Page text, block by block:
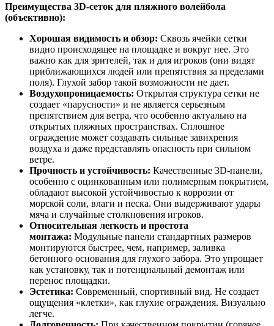
Преимущества 3D-сеток для пляжного волейбола
(объективно):
Хорошая видимость и обзор: Сквозь ячейки сетки
видно происходящее на площадке и вокруг нее. Это
важно как для зрителей, так и для игроков (они видят
приближающихся людей или препятствия за пределами
поля). Глухой забор такой возможности не дает.
Воздухопроницаемость: Открытая структура сетки не
создает «парусности» и не является серьезным
препятствием для ветра, что особенно актуально на
открытых пляжных пространствах. Сплошное
ограждение может создавать сильные завихрения
воздуха и даже представлять опасность при сильном
ветре.
Прочность и устойчивость: Качественные 3D-панели,
особенно с оцинкованным или полимерным покрытием,
обладают высокой устойчивостью к коррозии от
морской соли, влаги и песка. Они выдерживают удары
мяча и случайные столкновения игроков.
Относительная легкость и простота
монтажа: Модульные панели стандартных размеров
монтируются быстрее, чем, например, заливка
бетонного основания для глухого забора. Это упрощает
как установку, так и потенциальный демонтаж или
перенос площадки.
Эстетика: Современный, спортивный вид. Не создает
ощущения «клетки», как глухие ограждения. Визуально
легче.